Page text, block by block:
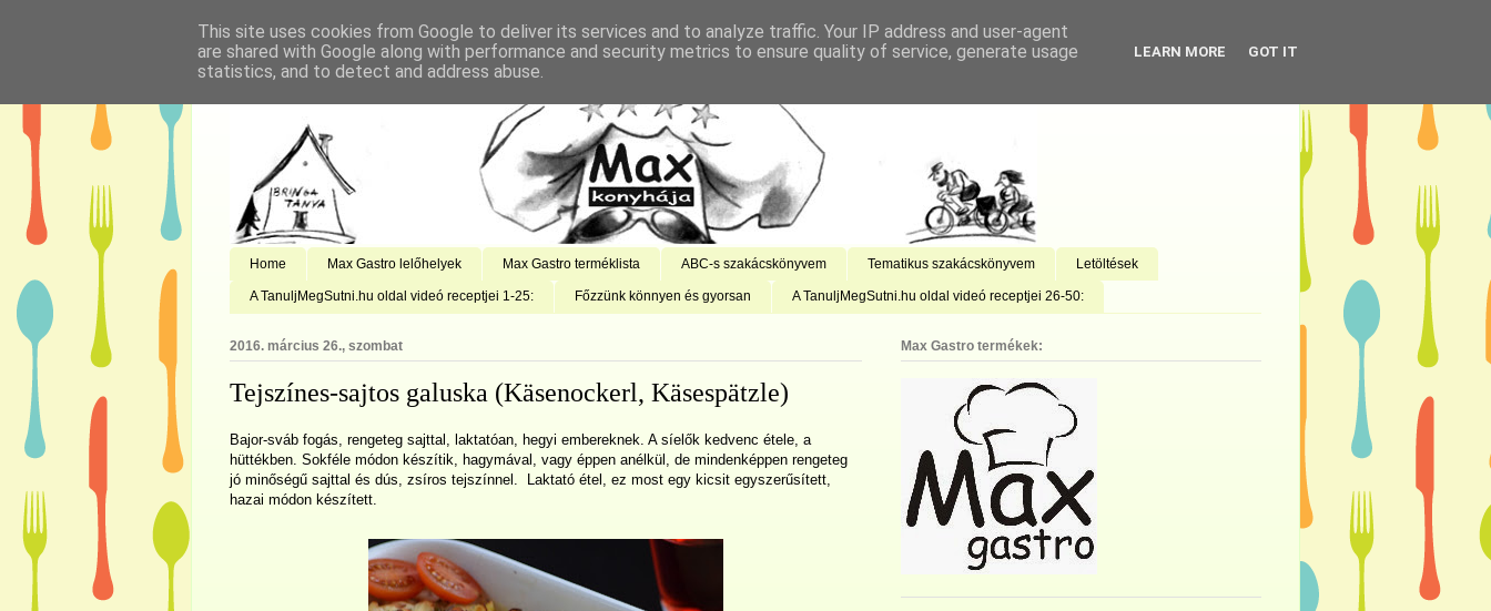
Home Max Gastro lelőhelyek Max Gastro terméklista ABC-s szakácskönyvem Tematikus szakácskönyvem Letöltések
A TanuljMegSutni.hu oldal videó receptjei 1-25: Főzzünk könnyen és gyorsan A TanuljMegSutni.hu oldal videó receptjei 26-50:
2016. március 26., szombat
Tejszínes-sajtos galuska (Käsenockerl, Käsespätzle)
Bajor-sváb fogás, rengeteg sajttal, laktatóan, hegyi embereknek. A síelők kedvenc étele, a
hüttékben. Sokféle módon készítik, hagymával, vagy éppen anélkül, de mindenképpen rengeteg
jó minőségű sajttal és dús, zsíros tejszínnel. Laktató étel, ez most egy kicsit egyszerűsített,
hazai módon készített.
Max Gastro termékek:
This site uses cookies from Google to deliver its services and to analyze traffic. Your IP address and user-agent
are shared with Google along with performance and security metrics to ensure quality of service, generate usage
statistics, and to detect and address abuse.
LEARN MORE GOT IT